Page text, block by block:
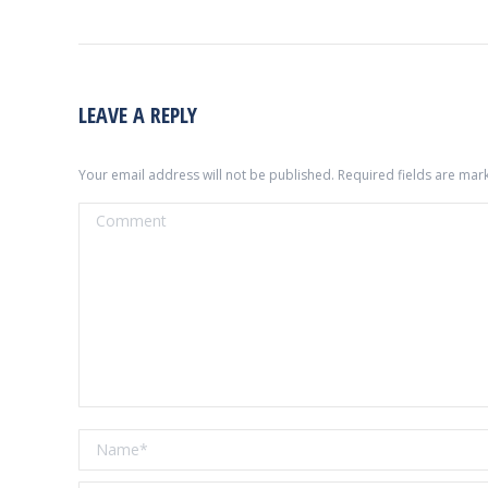
LEAVE A REPLY
Your email address will not be published. Required fields are
Comment
Name *